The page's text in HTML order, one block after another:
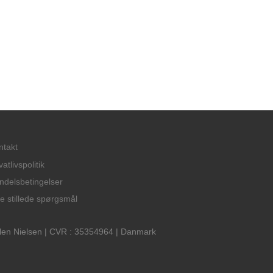
stillede spørgsmål
Nielsen | CVR : 35354964 | Danmark